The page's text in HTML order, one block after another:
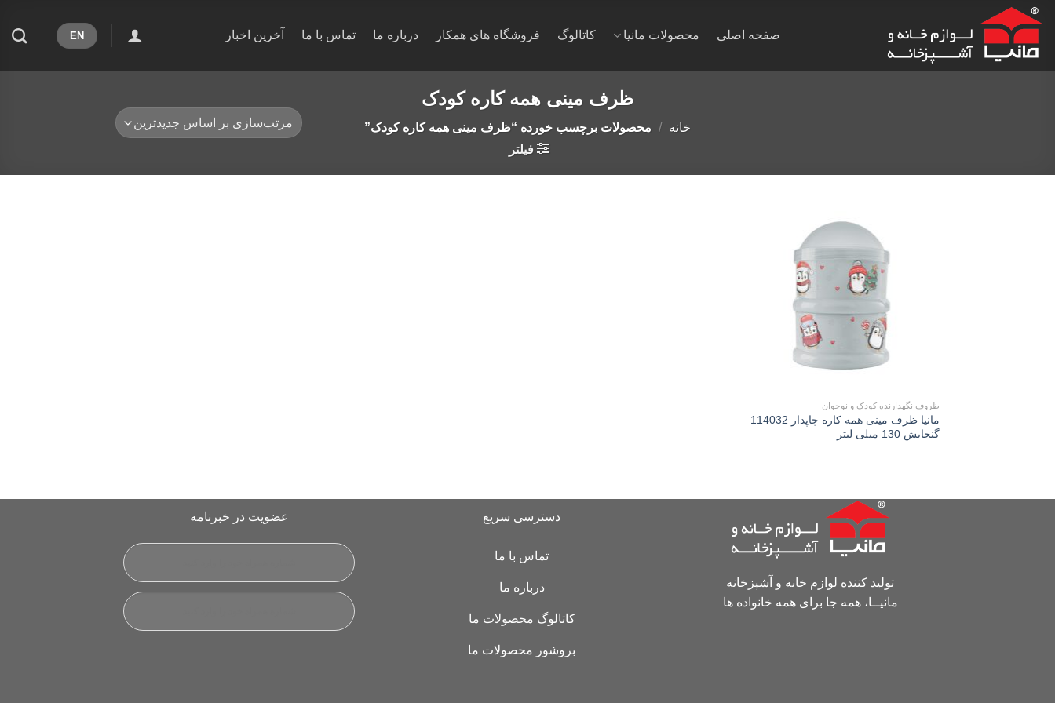
Skip
content
صفحه اصلی محصولات مانیا کاتالوگ فروشگاه های همکار درباره ما تماس با ما آخرین اخبار EN
ظرف مینی همه کاره کودک
خانه / محصولات برچسب خورده “ظرف مینی همه کاره کودک”
فیلتر
ظروف نگهدارنده کودک و نوجوان
مانیا ظرف مینی همه كاره چاپدار 114032
گنجایش 130 میلی لیتر
تولید کننده لوازم خانه و آشپزخانه
مانیــا، همه جا برای همه خانواده ها
دسترسی سریع
تماس با ما
درباره ما
کاتالوگ محصولات ما
بروشور محصولات ما
عضویت در خبرنامه